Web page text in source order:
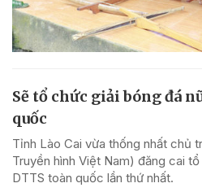
Sẽ tổ chức giải bóng đá
quốc
Tỉnh Lào Cai vừa thống nhất chủ
Truyền hình Việt Nam) đăng cai
DTTS toàn quốc lần thứ nhất.